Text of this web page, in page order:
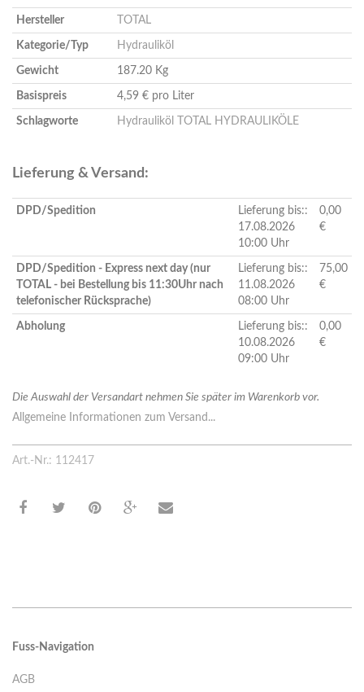
Hersteller TOTAL
Kategorie/Typ Hydrauliköl
Gewicht 187.20 Kg
Basispreis 4,59 € pro Liter
Schlagworte Hydrauliköl TOTAL HYDRAULIKÖLE
Lieferung & Versand:
DPD/Spedition
Lieferung bis::
17.08.2026
10:00 Uhr
0,00
€
DPD/Spedition - Express next day (nur
TOTAL - bei Bestellung bis 11:30Uhr nach
telefonischer Rücksprache)
Lieferung bis::
11.08.2026
08:00 Uhr
75,00
€
Abholung
Lieferung bis::
10.08.2026
09:00 Uhr
0,00
€
Die Auswahl der Versandart nehmen Sie später im Warenkorb vor.
Allgemeine Informationen zum Versand...
Art.-Nr.: 112417
Fuss-Navigation
AGB